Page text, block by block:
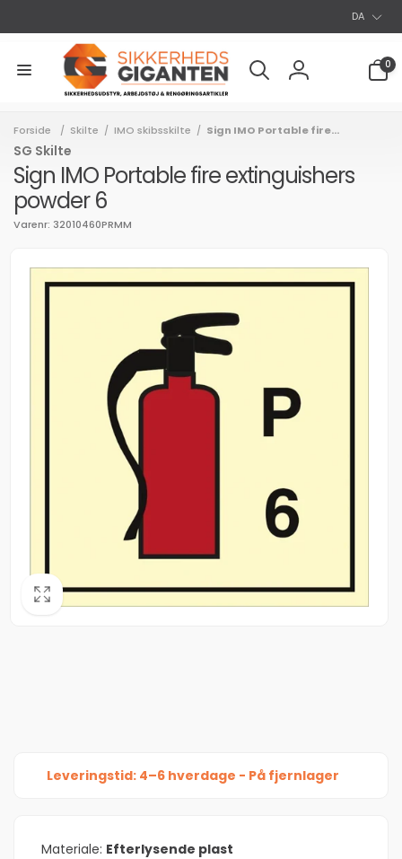
p
DA
Log
0
0
varer
Forside / Skilte / IMO skibsskilte / Sign IMO Portable fire...
SG Skilte
Sign IMO Portable fire extinguishers
powder 6
Varenr: 32010460PRMM
Leveringstid: 4–6 hverdage - På fjernlager
Materiale: Efterlysende plast